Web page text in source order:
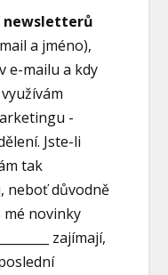
newsletterů
a jméno),
e-mailu a kdy
-
Jste-li
tak
neboť důvodně
mé novinky
zajímají,